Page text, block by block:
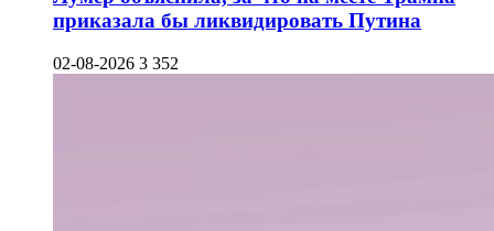
приказала бы ликвидировать Путина
02-08-2026 3 352